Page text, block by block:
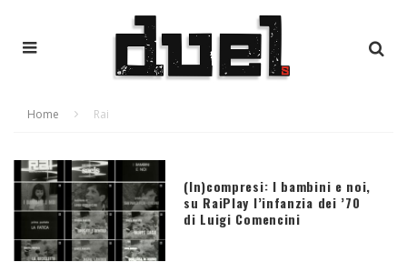
Home Rai
(In)compresi: I bambini e noi,
su RaiPlay l’infanzia dei ’70
di Luigi Comencini